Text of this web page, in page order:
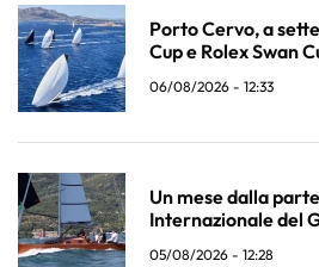
Porto Cervo, a
Cup e Rolex Swan
06/08/2026 - 12:33
Un mese dalla
Internazionale del
05/08/2026 - 12:28